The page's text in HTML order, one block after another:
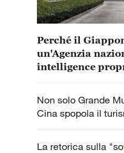
Perché il
un'Agenzia
intelligence
Non solo Grande
Cina spopola il
La retorica sulla